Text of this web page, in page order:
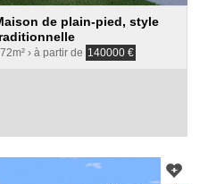
de plain-pied, style
› à partir de 140000€